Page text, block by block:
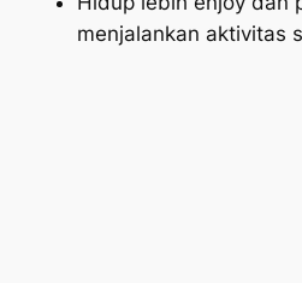
menjalankan aktivitas